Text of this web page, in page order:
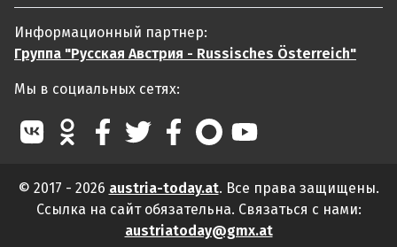
Информационный партнер:
Группа "Русская Австрия - Russisches Österreich"
Мы в социальных сетях:
© 2017 - 2026 austria-today.at. Все права защищены.
Ссылка на сайт обязательна. Связаться с нами:
austriatoday@gmx.at